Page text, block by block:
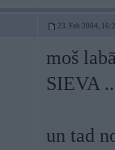
23. Feb 2004,
moš
SIEVA
un tad